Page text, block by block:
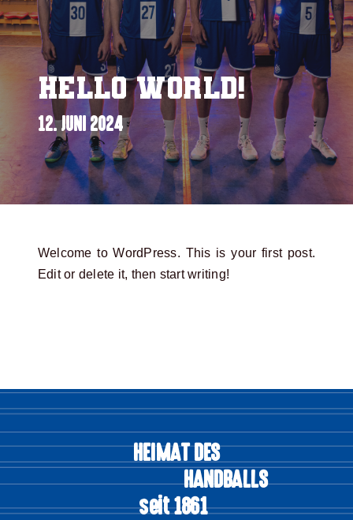
Hello world!
12. JUNI 2024
Welcome to WordPress. This is your first post.
Edit or delete it, then start writing!
HEIMAT DES
HANDBALLS
seit 1861